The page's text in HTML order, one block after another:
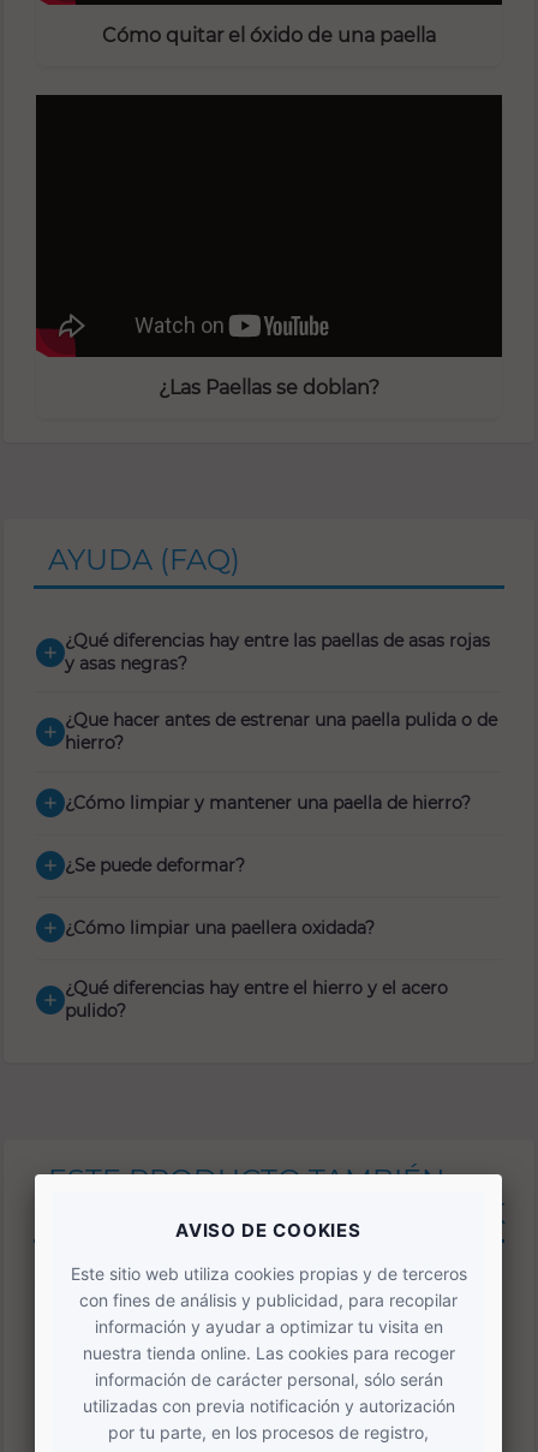
Cómo quitar el óxido de una paella
¿Las Paellas se doblan?
AYUDA (FAQ)
add
¿Qué diferencias hay entre las paellas de asas rojas
y asas negras?
add
¿Que hacer antes de estrenar una paella pulida o de
hierro?
add ¿Cómo limpiar y mantener una paella de hierro?
add ¿Se puede deformar?
add ¿Cómo limpiar una paellera oxidada?
add
¿Qué diferencias hay entre el hierro y el acero
pulido?
ESTE PRODUCTO TAMBIÉN
ESTÁ DISPONIBLE EN UN PACK
CONJUNTO DELUXE PAELLA 6 - 8
PERSONAS - PAELLERO DE GAS Y
PATAS
(kits-paellero-paellera)
175,44 € 152,35 € -23,09 € SOLO ONLINE